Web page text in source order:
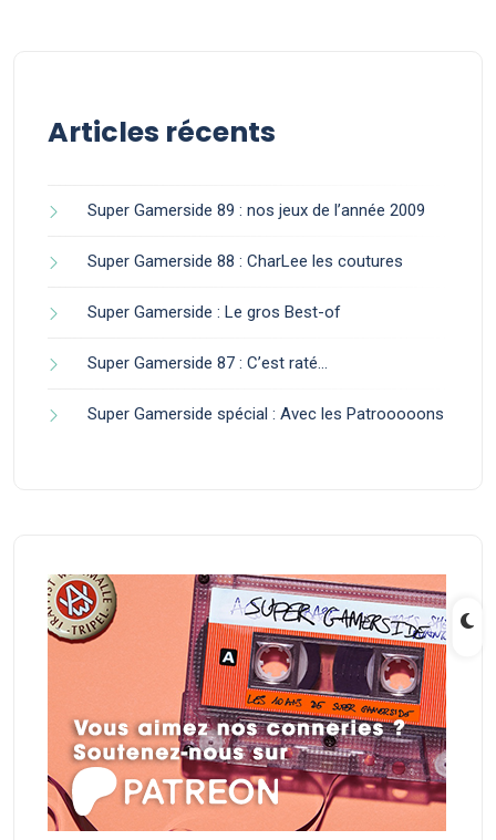
Articles récents
Super Gamerside 89 : nos jeux de l’année 2009
Super Gamerside 88 : CharLee les coutures
Super Gamerside : Le gros Best-of
Super Gamerside 87 : C’est raté…
Super Gamerside spécial : Avec les Patrooooons